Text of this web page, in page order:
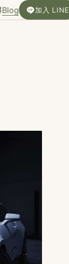
Blog 加入 LINE